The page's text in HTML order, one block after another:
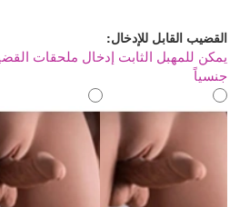
القضيب القابل للإدخال:
يمكن للمهبل الثابت إدخال ملحقات
جنسياً